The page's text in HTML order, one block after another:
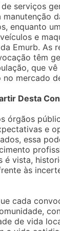
serviços
enquanto
e
Emurb. As
têm
que vê
no mercado
Desta
órgãos
e
essa
é vista,
às
cada
de vida